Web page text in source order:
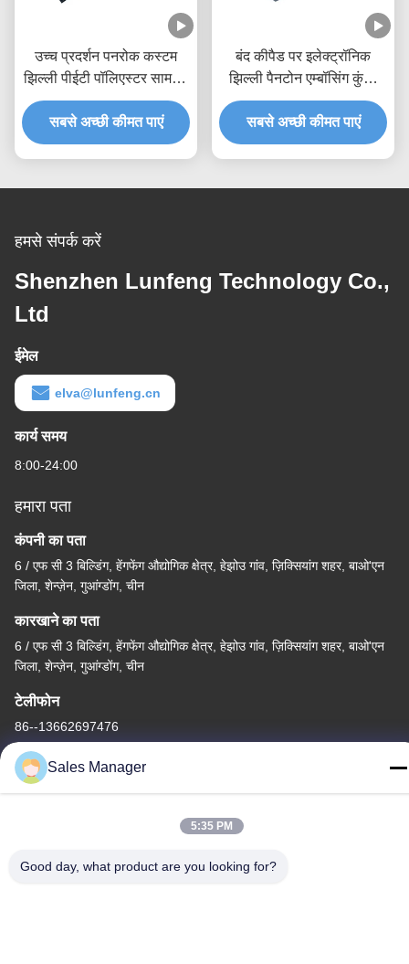
उच्च प्रदर्शन पनरोक कस्टम
झिल्ली पीईटी पॉलिएस्टर सामग्री
स्विच करता है
सबसे अच्छी कीमत पाएं
बंद कीपैड पर इलेक्ट्रॉनिक
झिल्ली पैनटोन एम्बॉसिंग कुंजी
स्विच करता है
सबसे अच्छी कीमत पाएं
हमसे संपर्क करें
Shenzhen Lunfeng Technology Co.,
Ltd
ईमेल
elva@lunfeng.cn
कार्य समय
8:00-24:00
हमारा पता
कंपनी का पता
6 / एफ सी 3 बिल्डिंग, हेंगफेंग औद्योगिक क्षेत्र, हेझोउ गांव, ज़िक्सियांग शहर, बाओ'एन
जिला, शेन्ज़ेन, गुआंग्डोंग, चीन
कारखाने का पता
6 / एफ सी 3 बिल्डिंग, हेंगफेंग औद्योगिक क्षेत्र, हेझोउ गांव, ज़िक्सियांग शहर, बाओ'एन
जिला, शेन्ज़ेन, गुआंग्डोंग, चीन
टेलीफोन
86--13662697476
चीन अच्छी गुणवत्ता धातु गुंबद झिल्ली स्विच आपूर्तिकर्ता. कॉपीराइट © -2026
Sales Manager
5:35 PM
Good day, what product are you looking for?